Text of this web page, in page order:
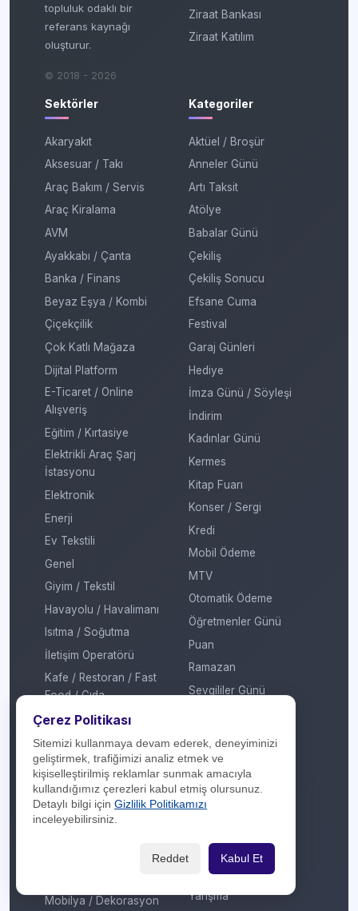
topluluk odaklı bir
referans kaynağı
oluşturur.
© 2018 - 2026
Ziraat Bankası
Ziraat Katılım
Sektörler
Akaryakıt
Aksesuar / Takı
Araç Bakım / Servis
Araç Kiralama
AVM
Ayakkabı / Çanta
Banka / Finans
Beyaz Eşya / Kombi
Çiçekçilik
Çok Katlı Mağaza
Dijital Platform
E-Ticaret / Online
Alışveriş
Eğitim / Kırtasiye
Elektrikli Araç Şarj
İstasyonu
Elektronik
Enerji
Ev Tekstili
Genel
Giyim / Tekstil
Havayolu / Havalimanı
Isıtma / Soğutma
İletişim Operatörü
Kafe / Restoran / Fast
Food / Gıda
Kargo
Konaklama
Kozmetik / Kişisel Bakım
Kripto Platformu
Kuru Temizleme
Mobilya / Dekorasyon
Kategoriler
Aktüel / Broşür
Anneler Günü
Artı Taksit
Atölye
Babalar Günü
Çekiliş
Çekiliş Sonucu
Efsane Cuma
Festival
Garaj Günleri
Hediye
İmza Günü / Söyleşi
İndirim
Kadınlar Günü
Kermes
Kitap Fuarı
Konser / Sergi
Kredi
Mobil Ödeme
MTV
Otomatik Ödeme
Öğretmenler Günü
Puan
Ramazan
Sevgililer Günü
Sömestir
Takas
Taksit Atlat
Tiyatro / Müzikal
Vergi Ödeme
Yarışma
Çerez Politikası
Sitemizi kullanmaya devam ederek, deneyiminizi
geliştirmek, trafiğimizi analiz etmek ve
kişiselleştirilmiş reklamlar sunmak amacıyla
kullandığımız çerezleri kabul etmiş olursunuz.
Detaylı bilgi için Gizlilik Politikamızı
inceleyebilirsiniz.
Reddet Kabul Et